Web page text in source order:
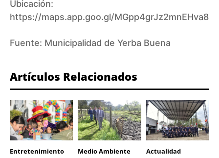
Ubicación:
https://maps.app.goo.gl/MGpp4grJz2mnEHva8
Fuente: Municipalidad de Yerba Buena
Artículos Relacionados
Entretenimiento Medio Ambiente Actualidad